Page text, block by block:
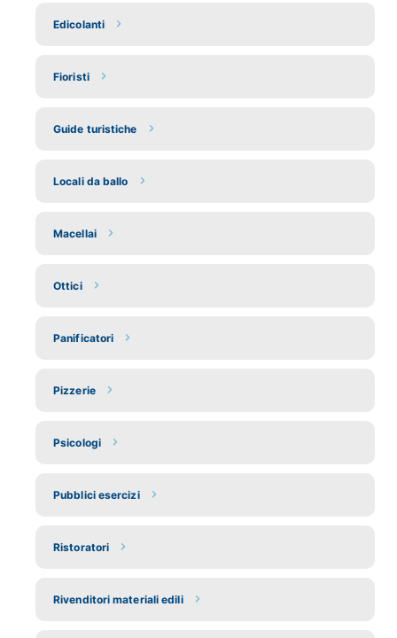
Edicolanti
Fioristi
Guide turistiche
Locali da ballo
Macellai
Ottici
Panificatori
Pizzerie
Psicologi
Pubblici esercizi
Ristoratori
Rivenditori materiali edili